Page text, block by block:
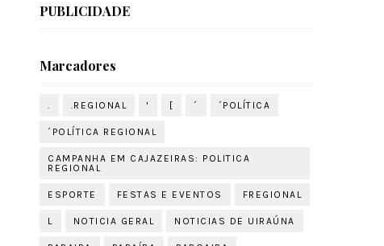
PUBLICIDADE
Marcadores
. .REGIONAL ' [ ´ ´POLÍTICA
´POLÍTICA REGIONAL
CAMPANHA EM CAJAZEIRAS: POLITICA
REGIONAL
ESPORTE FESTAS E EVENTOS FREGIONAL
L NOTICIA GERAL NOTICIAS DE UIRAÚNA